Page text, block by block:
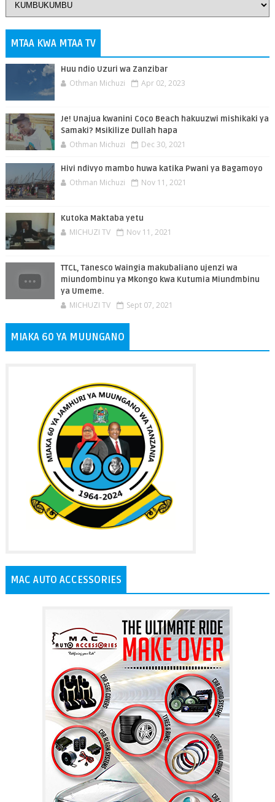
MTAA KWA MTAA TV
Huu ndio Uzuri wa Zanzibar
Othman Michuzi Apr 02, 2023
Je! Unajua kwanini Coco Beach hakuuzwi mishikaki ya
Samaki? Msikilize Dullah hapa
Othman Michuzi Dec 30, 2021
Hivi ndivyo mambo huwa katika Pwani ya Bagamoyo
Othman Michuzi Nov 11, 2021
Kutoka Maktaba yetu
MICHUZI TV Nov 11, 2021
TTCL, Tanesco Waingia makubaliano ujenzi wa
miundombinu ya Mkongo kwa Kutumia Miundmbinu
ya Umeme.
MICHUZI TV Sept 07, 2021
MIAKA 60 YA MUUNGANO
MAC AUTO ACCESSORIES